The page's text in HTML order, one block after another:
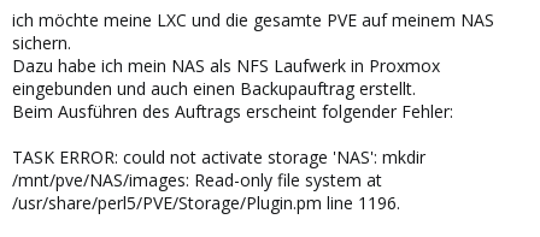
ich möchte meine LXC und die gesamte PVE auf meinem NAS
sichern.
Dazu habe ich mein NAS als NFS Laufwerk in Proxmox
eingebunden und auch einen Backupauftrag erstellt.
Beim Ausführen des Auftrags erscheint folgender Fehler:
TASK ERROR: could not activate storage 'NAS': mkdir
/mnt/pve/NAS/images: Read-only file system at
/usr/share/perl5/PVE/Storage/Plugin.pm line 1196.